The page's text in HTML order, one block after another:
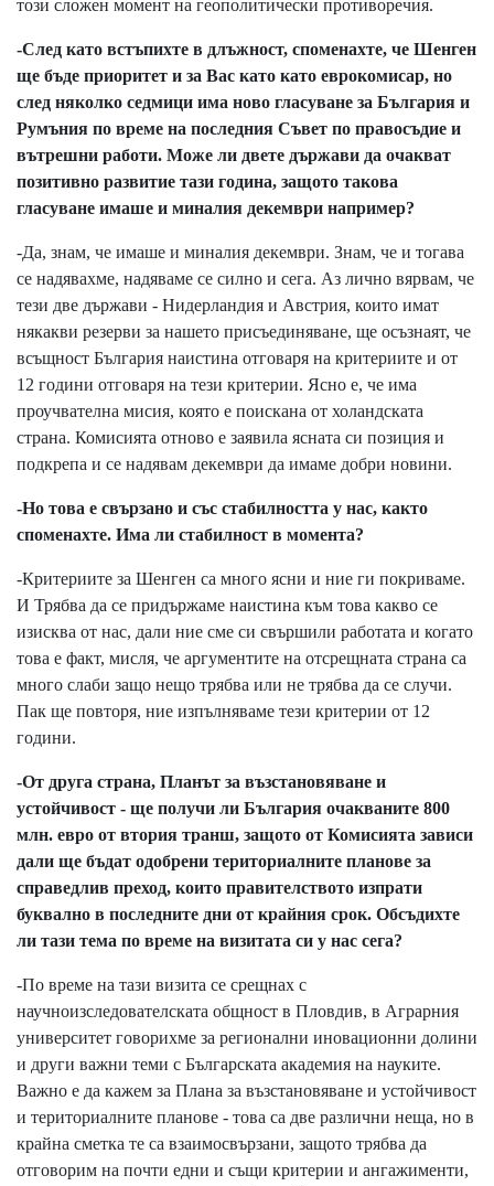
този сложен момент на геополитически противоречия.
-След като встъпихте в длъжност, споменахте, че Шенген
ще бъде приоритет и за Вас като като еврокомисар, но
след няколко седмици има ново гласуване за България и
Румъния по време на последния Съвет по правосъдие и
вътрешни работи. Може ли двете държави да очакват
позитивно развитие тази година, защото такова
гласуване имаше и миналия декември например?
-Да, знам, че имаше и миналия декември. Знам, че и тогава
се надявахме, надяваме се силно и сега. Аз лично вярвам, че
тези две държави - Нидерландия и Австрия, които имат
някакви резерви за нашето присъединяване, ще осъзнаят, че
всъщност България наистина отговаря на критериите и от
12 години отговаря на тези критерии. Ясно е, че има
проучвателна мисия, която е поискана от холандската
страна. Комисията отново е заявила ясната си позиция и
подкрепа и се надявам декември да имаме добри новини.
-Но това е свързано и със стабилността у нас, както
споменахте. Има ли стабилност в момента?
-Критериите за Шенген са много ясни и ние ги покриваме.
И Трябва да се придържаме наистина към това какво се
изисква от нас, дали ние сме си свършили работата и когато
това е факт, мисля, че аргументите на отсрещната страна са
много слаби защо нещо трябва или не трябва да се случи.
Пак ще повторя, ние изпълняваме тези критерии от 12
години.
-От друга страна, Планът за възстановяване и
устойчивост - ще получи ли България очакваните 800
млн. евро от втория транш, защото от Комисията зависи
дали ще бъдат одобрени териториалните планове за
справедлив преход, които правителството изпрати
буквално в последните дни от крайния срок. Обсъдихте
ли тази тема по време на визитата си у нас сега?
-По време на тази визита се срещнах с
научноизследователската общност в Пловдив, в Аграрния
университет говорихме за регионални иновационни долини
и други важни теми с Българската академия на науките.
Важно е да кажем за Плана за възстановяване и устойчивост
и териториалните планове - това са две различни неща, но в
крайна сметка те са взаимосвързани, защото трябва да
отговорим на почти едни и същи критерии и ангажименти,